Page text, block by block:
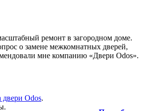
ремонт в загородном доме.
о замене межкомнатных дверей,
мне компанию «Двери Оdos».
двери Оdos.